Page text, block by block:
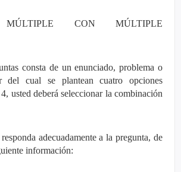
MÚLTIPLE CON MÚLTIPLE
consta de un enunciado, problema o
del cual se plantean cuatro opciones
usted deberá seleccionar la combinación
adecuadamente a la pregunta, de
información: